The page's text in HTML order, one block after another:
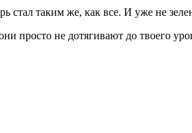
стал таким же, как все. И уже не
просто не дотягивают до твоего